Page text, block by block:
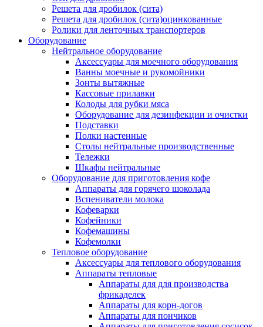
Решета для дробилок (сита)
Решета для дробилок (сита)оцинкованные
Ролики для ленточных транспортеров
Оборудование
Нейтральное оборудование
Аксессуары для моечного оборудования
Ванны моечные и рукомойники
Зонты вытяжные
Кассовые прилавки
Колоды для рубки мяса
Оборудование для дезинфекции и очистки
Подставки
Полки настенные
Столы нейтральные производственные
Тележки
Шкафы нейтральные
Оборудование для приготовления кофе
Аппараты для горячего шоколада
Вспениватели молока
Кофеварки
Кофейники
Кофемашины
Кофемолки
Тепловое оборудование
Аксессуары для теплового оборудования
Аппараты тепловые
Аппараты для для производства
фрикаделек
Аппараты для корн-догов
Аппараты для пончиков